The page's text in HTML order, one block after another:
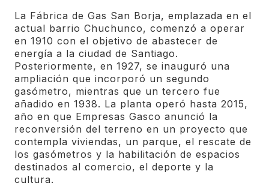
La Fábrica de Gas San Borja, emplazada en el
actual barrio Chuchunco, comenzó a operar
en 1910 con el objetivo de abastecer de
energía a la ciudad de Santiago.
Posteriormente, en 1927, se inauguró una
ampliación que incorporó un segundo
gasómetro, mientras que un tercero fue
añadido en 1938. La planta operó hasta 2015,
año en que Empresas Gasco anunció la
reconversión del terreno en un proyecto que
contempla viviendas, un parque, el rescate de
los gasómetros y la habilitación de espacios
destinados al comercio, el deporte y la
cultura.